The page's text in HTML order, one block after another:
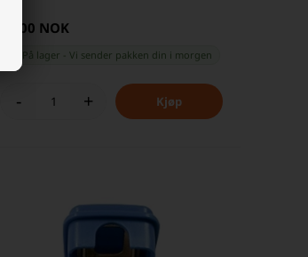
45,00 NOK
På lager -Vi sender pakken din i morgen
- +